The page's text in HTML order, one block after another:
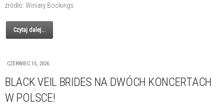
źródło: Winiary Bookings
Czytaj dalej...
CZERWIEC 15, 2026
BLACK VEIL BRIDES NA DWÓCH KONCERTACH
W POLSCE!